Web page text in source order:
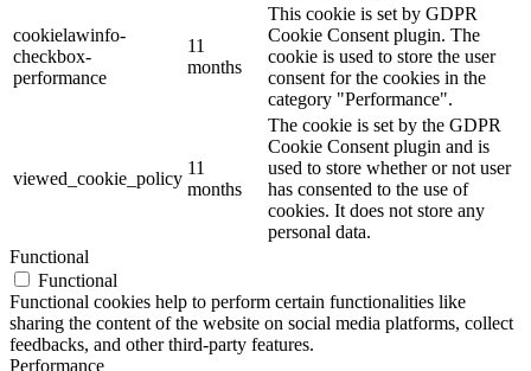
cookielawinfo-
checkbox-
performance
11
months
This cookie is set by GDPR
Cookie Consent plugin. The
cookie is used to store the user
consent for the cookies in the
category "Performance".
viewed_cookie_policy
11
months
The cookie is set by the GDPR
Cookie Consent plugin and is
used to store whether or not user
has consented to the use of
cookies. It does not store any
personal data.
Functional
Functional
Functional cookies help to perform certain functionalities like
sharing the content of the website on social media platforms, collect
feedbacks, and other third-party features.
Performance